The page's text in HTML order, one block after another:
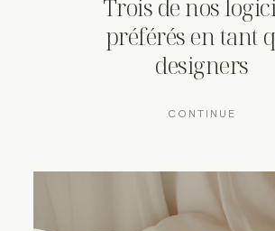
Trois de nos
préférés en tant
designers
CONTINUE